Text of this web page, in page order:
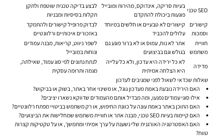
SEO טכני
בעיות סריקה, אינדוקס, מהירות ומובייל
פוגעות ביכולת להתקדם
לבצע בדיקה טכנית שוטפת ולתקן
תקלות בסיסיות ומבניות
קישורים
וסמכות
קישורים לא טבעיים או חלשים במיוחד
עלולים להכביד
לבדוק פרופיל קישורים ולהתמקד
באזכורים איכותיים ורלוונטיים
חוויית
משתמש
אתר לא נוח, עמוס או לא ברור פוגע גם
בגולש וגם בביצועים
לשפר ניווט, קריאות, מבנה עמודים
ונוחות במובייל
מדידה
לא כל ירידה היא עדכון, ולא כל עלייה
היא הצלחה אמיתית
לנתח נתונים לפי סוג עמוד, שאילתה,
מגמה ותרומה עסקית
שאלות שכדאי לשאול לפני שמגיבים לעדכון
האם הירידה נובעת באמת מעדכון גוגל, או משינוי אחר באתר, בשוק או בביקוש?
אילו סוגי עמודים נפגעו, ומה מבדיל אותם מהעמודים שדווקא נשארו יציבים?
האם התוכן באתר באמת עונה על כוונת החיפוש, או רק משתמש בביטויי מפתח רלוונטיים?
האם קיימות בעיות SEO טכני, מבנה אתר או חוויית משתמש שמחלישות את הביצועים?
האם האסטרטגיה האורגנית שלי נשענת על ערך אמיתי ומתמשך, או על טקטיקות קצרות
טווח?